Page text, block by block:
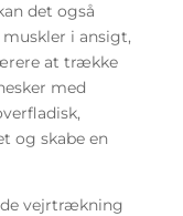
det også
i ansigt,
at trække
med
og skabe en
vejrtrækning